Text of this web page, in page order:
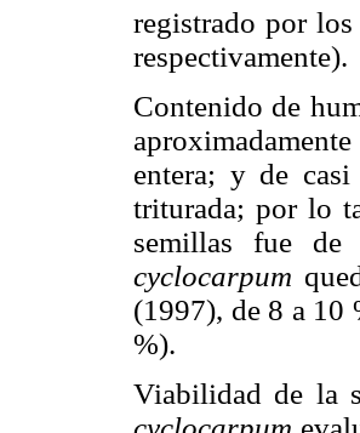
registrado por
respectivamente).
Contenido de
entera; y de
triturada; por lo
semillas fue
cyclocarpum
(1997), de 8 a 10
%).
Viabilidad de la